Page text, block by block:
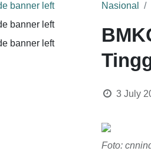
Nasional
3 July
Foto: